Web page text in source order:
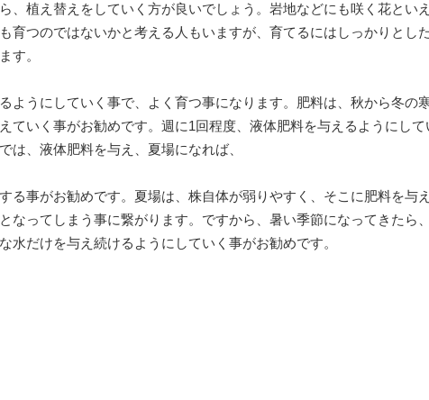
、植え替えをしていく方が良いでしょう。岩地などにも咲く花とい
育つのではないかと考える人もいますが、育てるにはしっかりとし
す。
ようにしていく事で、よく育つ事になります。肥料は、秋から冬の
ていく事がお勧めです。週に1回程度、液体肥料を与えるようにして
は、液体肥料を与え、夏場になれば、
る事がお勧めです。夏場は、株自体が弱りやすく、そこに肥料を与
なってしまう事に繋がります。ですから、暑い季節になってきたら
水だけを与え続けるようにしていく事がお勧めです。